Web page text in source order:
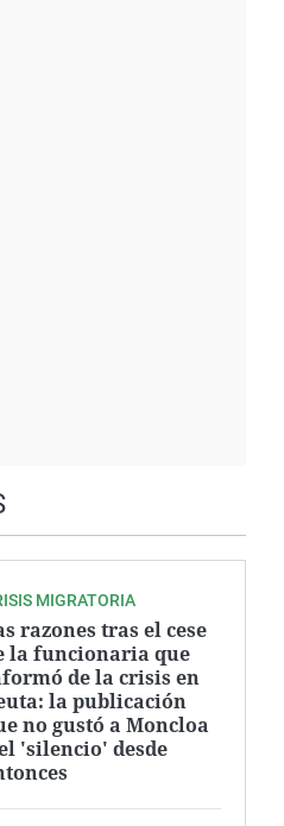
MIGRATORIA
razones tras el cese
la funcionaria que
de la crisis en
la publicación
no gustó a Moncloa
'silencio' desde